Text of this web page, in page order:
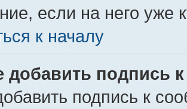
если на него уже
к началу
добавить подпись
подпись к